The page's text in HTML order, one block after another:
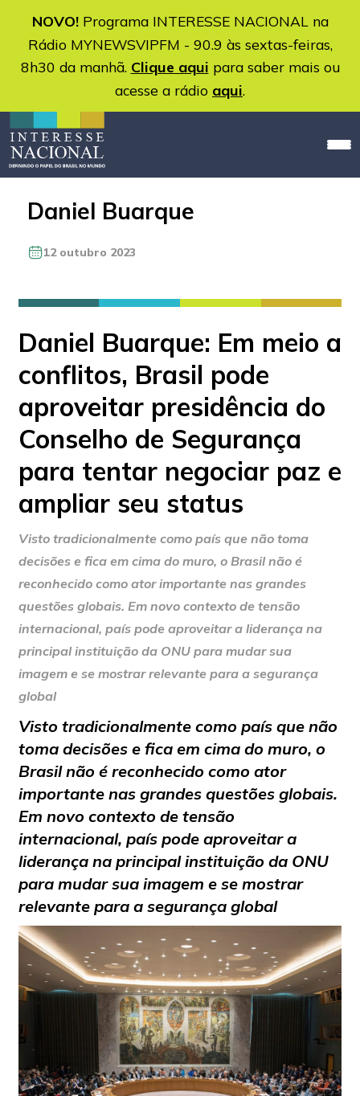
NOVO!Programa INTERESSE NACIONAL na
Rádio MYNEWSVIPFM - 90.9 às sextas-feiras,
8h30 da manhã. Clique aqui para saber mais ou
acesse a rádio aqui.
Daniel Buarque
12 outubro 2023
Daniel Buarque: Em meio a
conflitos, Brasil pode
aproveitar presidência do
Conselho de Segurança
para tentar negociar paz e
ampliar seu status
Visto tradicionalmente como país que não toma
decisões e fica em cima do muro, o Brasil não é
reconhecido como ator importante nas grandes
questões globais. Em novo contexto de tensão
internacional, país pode aproveitar a liderança na
principal instituição da ONU para mudar sua
imagem e se mostrar relevante para a segurança
global
Visto tradicionalmente como país que não
toma decisões e fica em cima do muro, o
Brasil não é reconhecido como ator
importante nas grandes questões globais.
Em novo contexto de tensão
internacional, país pode aproveitar a
liderança na principal instituição da ONU
para mudar sua imagem e se mostrar
relevante para a segurança global